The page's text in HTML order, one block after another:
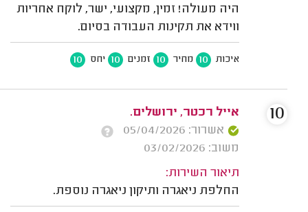
היה מעולה! זמין, מקצועי, ישר, לוקח אחריות
ווידא את תקינות העבודה בסיום.
איכות 10 מחיר 10 זמנים 10 יחס 10
אייל רכטר, ירושלים.
אשרור: 05/04/2026
משוב: 03/02/2026
תיאור השירות:
החלפת ניאגרה ותיקון ניאגרה נוספת.
10